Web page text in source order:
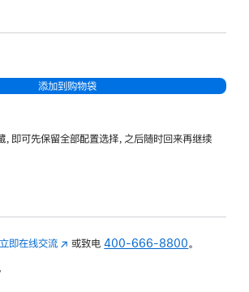
添加到购物袋
即可先保留全部配置选择，之后随时回来再继续
立即在线交流 (在 或致电400-666-8800 。